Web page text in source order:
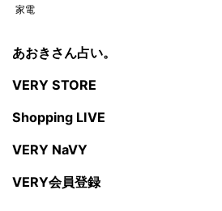
家電
あおきさん占い。
VERY STORE
Shopping LIVE
VERY NaVY
VERY会員登録